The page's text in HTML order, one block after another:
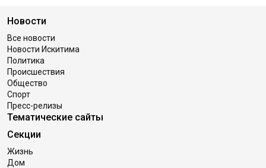
Новости
Все новости
Новости Искитима
Политика
Происшествия
Общество
Спорт
Пресс-релизы
Тематические сайты
Секции
Жизнь
Дом